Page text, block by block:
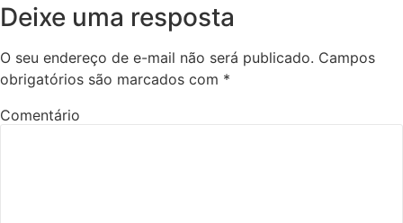
Deixe uma resposta
O seu endereço de e-mail não será publicado. Campos
obrigatórios são marcados com *
Comentário